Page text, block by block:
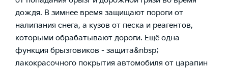
дождя. В зимнее время защищают пороги от
налипания снега, а кузов от песка и реагентов,
которыми обрабатывают дороги. Ещё одна
функция брызговиков - защита&nbsp;
лакокрасочного покрытия автомобиля от царапин